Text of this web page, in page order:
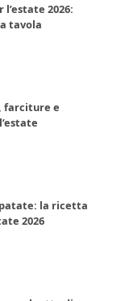
2026:
tavola
farciture e
la ricetta
2026